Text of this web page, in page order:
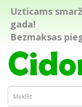
Uzticams
gada!
Bezmaksas